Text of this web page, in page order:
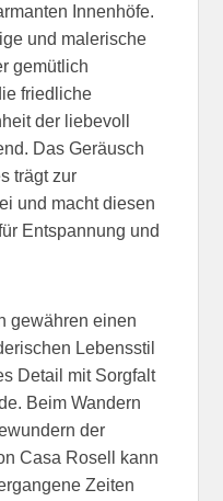
Innenhöfe.
und malerische
gemütlich
friedliche
der liebevoll
Das Geräusch
trägt zur
und macht diesen
Entspannung und
gewähren einen
Lebensstil
Detail mit Sorgfalt
Beim Wandern
der
Casa Rosell kann
Zeiten